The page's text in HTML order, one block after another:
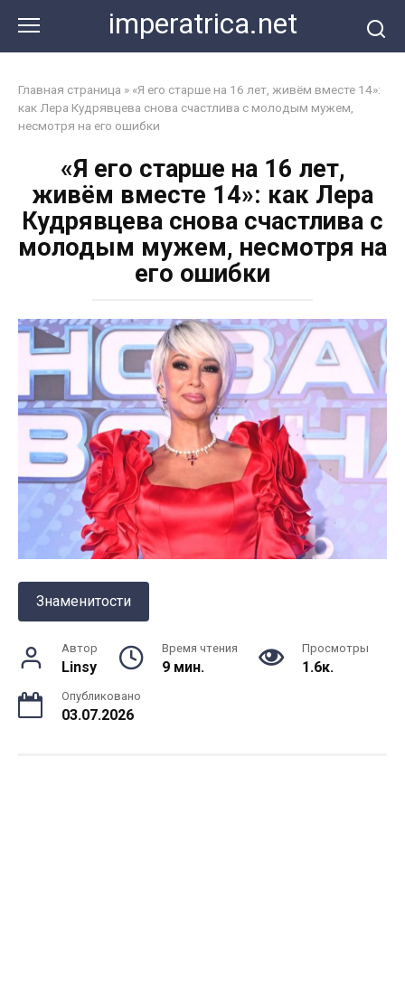
контенту
imperatrica.net
Главная страница » «Я его старше на 16 лет, живём вместе 14»:
как Лера Кудрявцева снова счастлива с молодым мужем,
несмотря на его ошибки
«Я его старше на 16 лет,
живём вместе 14»: как Лера
Кудрявцева снова счастлива с
молодым мужем, несмотря на
его ошибки
Знаменитости
Автор
Linsy
Время чтения
9 мин.
Просмотры
1.6к.
Опубликовано
03.07.2026